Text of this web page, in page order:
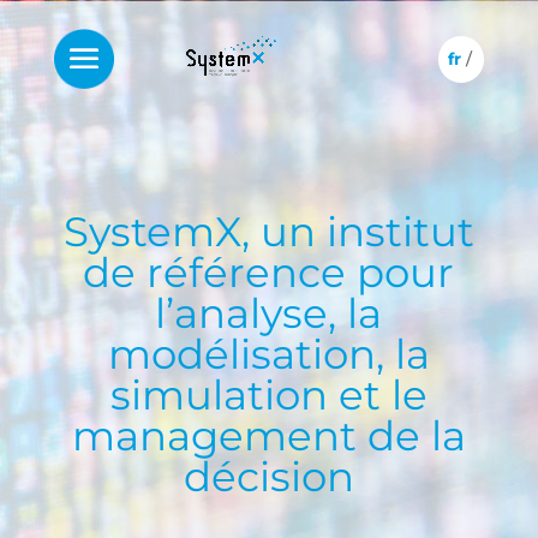
SystemX, un institut
de référence pour
l’analyse, la
modélisation, la
simulation et le
management de la
décision